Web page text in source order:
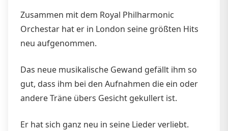
Zusammen mit dem Royal Philharmonic
Orchestar hat er in London seine größten Hits
neu aufgenommen.
Das neue musikalische Gewand gefällt ihm so
gut, dass ihm bei den Aufnahmen die ein oder
andere Träne übers Gesicht gekullert ist.
Er hat sich ganz neu in seine Lieder verliebt.